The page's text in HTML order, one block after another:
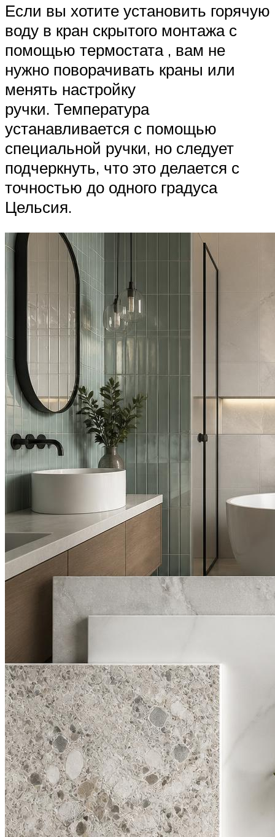
Если вы хотите установить горячую
воду в кран скрытого монтажа с
помощью термостата , вам не
нужно поворачивать краны или
менять настройку
ручки. Температура
устанавливается с помощью
специальной ручки, но следует
подчеркнуть, что это делается с
точностью до одного градуса
Цельсия.